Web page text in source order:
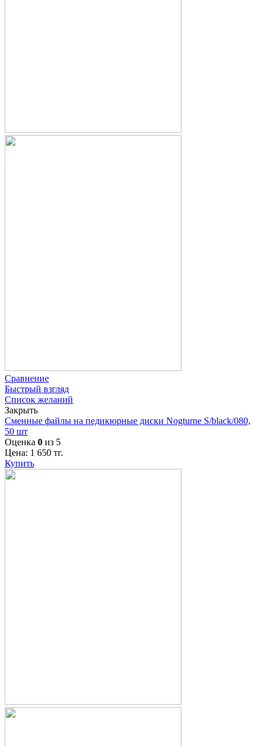
Сравнение
Быстрый взгляд
Список желаний
Закрыть
Сменные файлы на педикюрные диски Nogturne S/black/080,
50 шт
Оценка 0 из 5
Цена: 1 650 тг.
Купить